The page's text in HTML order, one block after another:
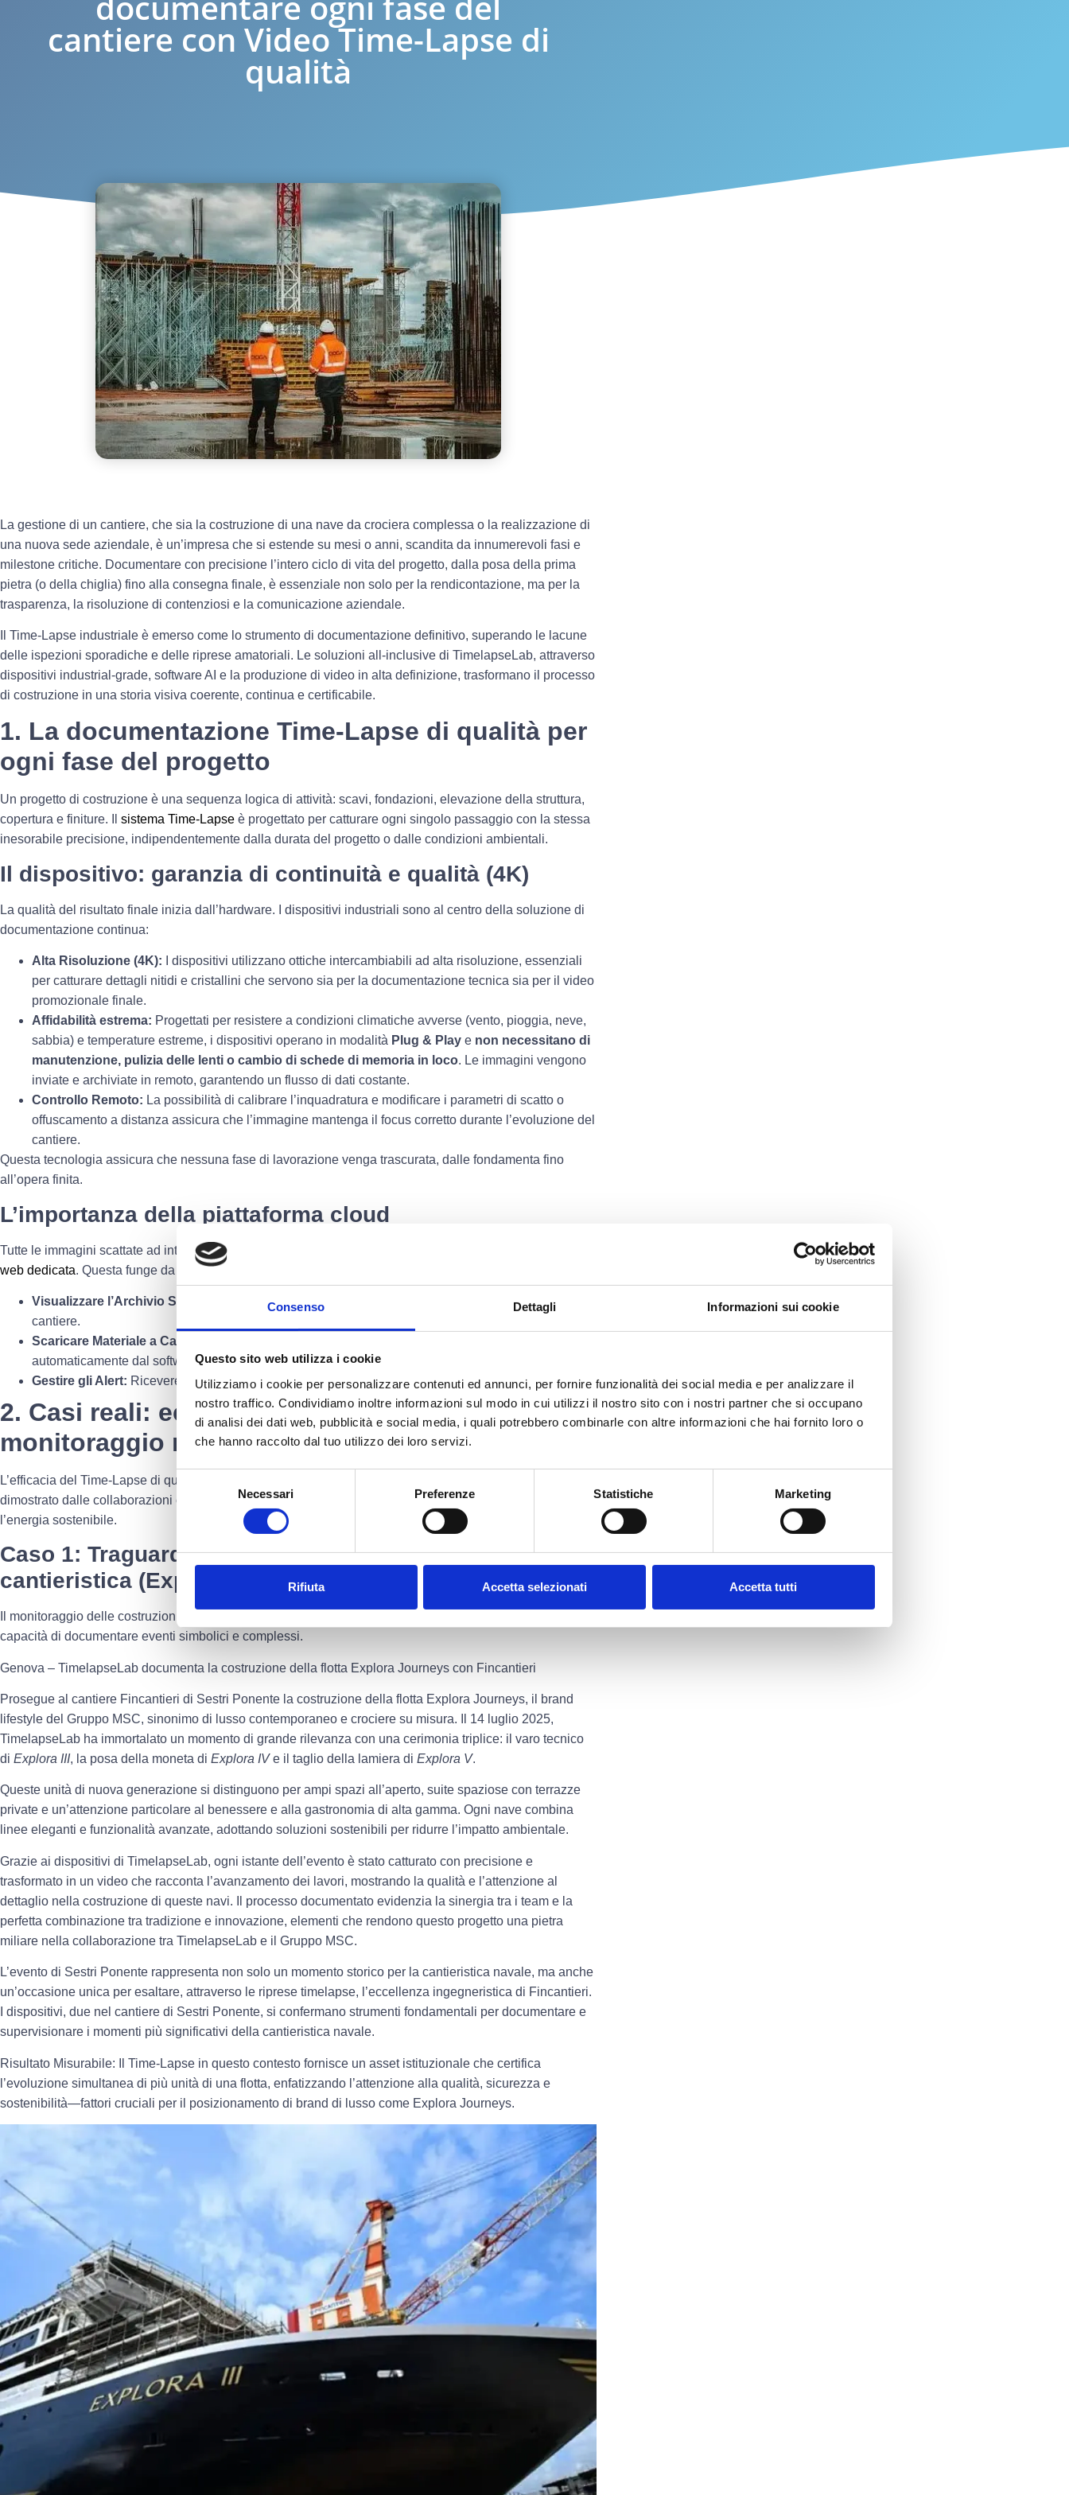
Consenso Dettagli Informazioni sui cookie
Questo sito web utilizza i cookie
Utilizziamo i cookie per personalizzare contenuti ed annunci, per fornire funzionalità dei social media e per analizzare il
nostro traffico. Condividiamo inoltre informazioni sul modo in cui utilizzi il nostro sito con i nostri partner che si occupano
di analisi dei dati web, pubblicità e social media, i quali potrebbero combinarle con altre informazioni che hai fornito loro o
che hanno raccolto dal tuo utilizzo dei loro servizi.
Selezione
del
Necessari Preferenze Statistiche Marketing
Rifiuta Accetta selezionati Accetta tutti
cantiere con Video Time-Lapse di
qualità
La gestione di un cantiere, che sia la costruzione di una nave da crociera complessa o la realizzazione di
una nuova sede aziendale, è un’impresa che si estende su mesi o anni, scandita da innumerevoli fasi e
milestone critiche. Documentare con precisione l’intero ciclo di vita del progetto, dalla posa della prima
pietra (o della chiglia) fino alla consegna finale, è essenziale non solo per la rendicontazione, ma per la
trasparenza, la risoluzione di contenziosi e la comunicazione aziendale.
Il Time-Lapse industriale è emerso come lo strumento di documentazione definitivo, superando le lacune
delle ispezioni sporadiche e delle riprese amatoriali. Le soluzioni all-inclusive di TimelapseLab, attraverso
dispositivi industrial-grade, software AI e la produzione di video in alta definizione, trasformano il processo
di costruzione in una storia visiva coerente, continua e certificabile.
1. La documentazione Time-Lapse di qualità per
ogni fase del progetto
Un progetto di costruzione è una sequenza logica di attività: scavi, fondazioni, elevazione della struttura,
copertura e finiture. Il sistema Time-Lapse è progettato per catturare ogni singolo passaggio con la stessa
inesorabile precisione, indipendentemente dalla durata del progetto o dalle condizioni ambientali.
Il dispositivo: garanzia di continuità e qualità (4K)
La qualità del risultato finale inizia dall’hardware. I dispositivi industriali sono al centro della soluzione di
documentazione continua:
Alta Risoluzione (4K): I dispositivi utilizzano ottiche intercambiabili ad alta risoluzione, essenziali
per catturare dettagli nitidi e cristallini che servono sia per la documentazione tecnica sia per il video
promozionale finale.
Affidabilità estrema: Progettati per resistere a condizioni climatiche avverse (vento, pioggia, neve,
sabbia) e temperature estreme, i dispositivi operano in modalità Plug & Play e non necessitano di
manutenzione, pulizia delle lenti o cambio di schede di memoria in loco. Le immagini vengono
inviate e archiviate in remoto, garantendo un flusso di dati costante.
Controllo Remoto: La possibilità di calibrare l’inquadratura e modificare i parametri di scatto o
offuscamento a distanza assicura che l’immagine mantenga il focus corretto durante l’evoluzione del
cantiere.
Questa tecnologia assicura che nessuna fase di lavorazione venga trascurata, dalle fondamenta fino
all’opera finita.
L’importanza della piattaforma cloud
Tutte le immagini scattate ad intervalli regolari sono immediatamente accessibili tramite una
web dedicata. Questa funge da archivio storico digitale completo, dove i Project Manager possono:
Visualizzare l’Archivio Storico:
Accedere a ogni singola foto scattata in ogni giorno e ora del
cantiere.
Scaricare Materiale a Cadenza:
automaticamente dal software per aggiornamenti rapidi.
Gestire gli Alert: Ricevere notifiche tempestive in caso di anomalie, intrusioni o malfunzionamenti.
2. Casi reali: eccellenza, sostenibilità e
monitoraggio misurabile
L’efficacia del Time-Lapse di qualità non è teorica, ma si traduce in un valore aziendale misurabile,
dimostrato dalle collaborazioni con leader in settori ad alta complessità come la cantieristica navale e
l’energia sostenibile.
Caso 1: Traguardi di lusso e sostenibilità nella
cantieristica (Explora Journeys e Fincantieri)
Il monitoraggio delle costruzioni navali è un banco di prova estremo che richiede precisione, durata e la
capacità di documentare eventi simbolici e complessi.
Genova – TimelapseLab documenta la costruzione della flotta Explora Journeys con Fincantieri
Prosegue al cantiere Fincantieri di Sestri Ponente la costruzione della flotta Explora Journeys, il brand
lifestyle del Gruppo MSC, sinonimo di lusso contemporaneo e crociere su misura. Il 14 luglio 2025,
TimelapseLab ha immortalato un momento di grande rilevanza con una cerimonia triplice: il varo tecnico
di Explora III, la posa della moneta di Explora IVe il taglio della lamiera di Explora V.
Queste unità di nuova generazione si distinguono per ampi spazi all’aperto, suite spaziose con terrazze
private e un’attenzione particolare al benessere e alla gastronomia di alta gamma. Ogni nave combina
linee eleganti e funzionalità avanzate, adottando soluzioni sostenibili per ridurre l’impatto ambientale.
Grazie ai dispositivi di TimelapseLab, ogni istante dell’evento è stato catturato con precisione e
trasformato in un video che racconta l’avanzamento dei lavori, mostrando la qualità e l’attenzione al
dettaglio nella costruzione di queste navi. Il processo documentato evidenzia la sinergia tra i team e la
perfetta combinazione tra tradizione e innovazione, elementi che rendono questo progetto una pietra
miliare nella collaborazione tra TimelapseLab e il Gruppo MSC.
L’evento di Sestri Ponente rappresenta non solo un momento storico per la cantieristica navale, ma anche
un’occasione unica per esaltare, attraverso le riprese timelapse, l’eccellenza ingegneristica di Fincantieri.
I dispositivi, due nel cantiere di Sestri Ponente, si confermano strumenti fondamentali per documentare e
supervisionare i momenti più significativi della cantieristica navale.
Risultato Misurabile: Il Time-Lapse in questo contesto fornisce un asset istituzionale che certifica
l’evoluzione simultanea di più unità di una flotta, enfatizzando l’attenzione alla qualità, sicurezza e
sostenibilità—fattori cruciali per il posizionamento di brand di lusso come Explora Journeys.